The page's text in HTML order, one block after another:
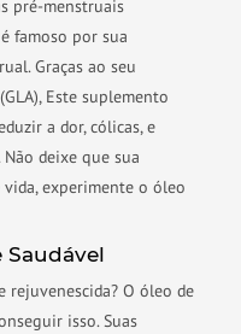
pré-menstruais
famoso por sua
Graças ao seu
Este suplemento
a dor, cólicas, e
deixe que sua
experimente o óleo
Saudável
rejuvenescida? O óleo de
isso. Suas